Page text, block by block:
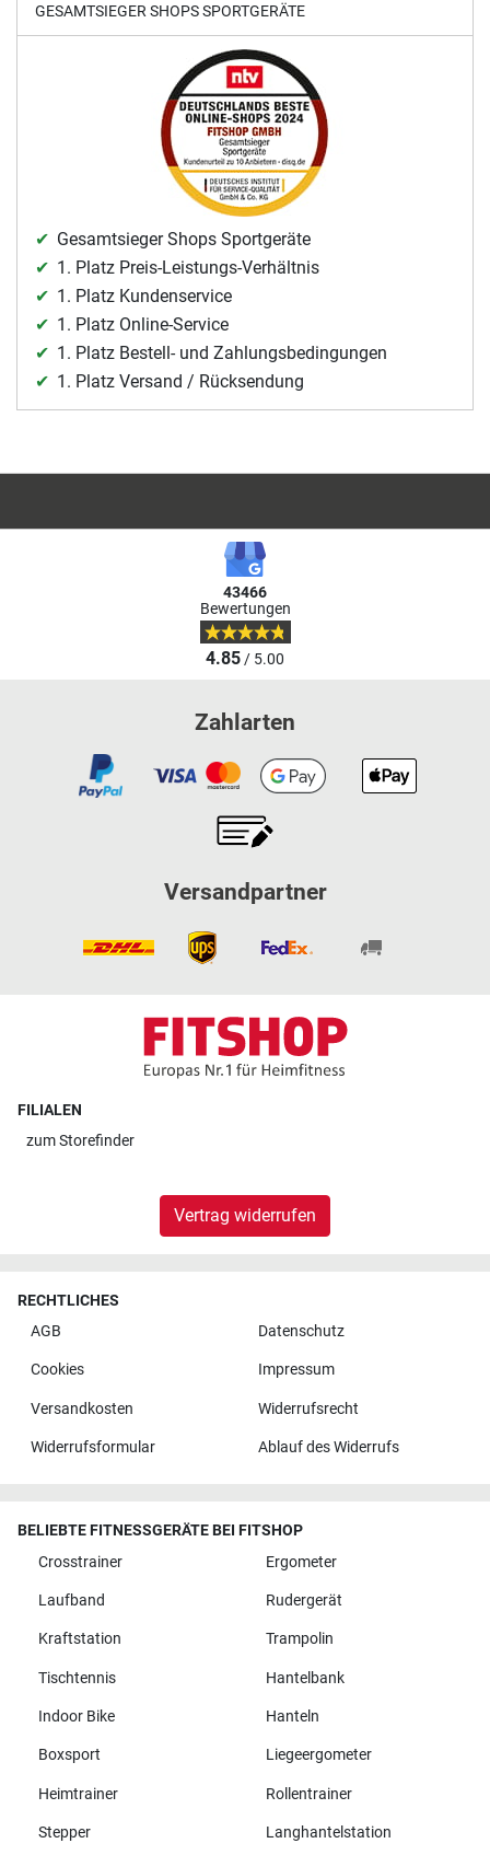
GESAMTSIEGER SHOPS SPORTGERÄTE
Gesamtsieger Shops Sportgeräte
1. Platz Preis-Leistungs-Verhältnis
1. Platz Kundenservice
1. Platz Online-Service
1. Platz Bestell- und Zahlungsbedingungen
1. Platz Versand / Rücksendung
43466
Bewertungen
4.85/ 5.00
Zahlarten
Versandpartner
FILIALEN
zumStorefinder
Vertrag widerrufen
RECHTLICHES
AGB
Datenschutz
Cookies Impressum
Versandkosten Widerrufsrecht
Widerrufsformular Ablauf des Widerrufs
BELIEBTE FITNESSGERÄTE BEI FITSHOP
Crosstrainer
Ergometer
Laufband Rudergerät
Kraftstation Trampolin
Tischtennis Hantelbank
Indoor Bike Hanteln
Boxsport Liegeergometer
Heimtrainer Rollentrainer
Stepper Langhantelstation